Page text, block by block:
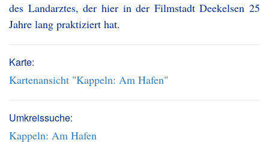
des Landarztes, der hier in der Filmstadt Deekelsen 25
Jahre lang praktiziert hat.
Karte:
Kartenansicht "Kappeln: Am Hafen"
Umkreissuche:
Kappeln: Am Hafen